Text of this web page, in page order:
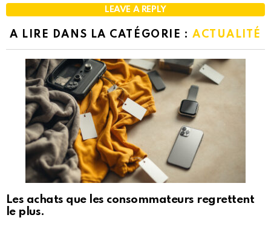
LEAVE A REPLY
A LIRE DANS LA CATÉGORIE : ACTUALITÉ
Les achats que les consommateurs regrettent
le plus.